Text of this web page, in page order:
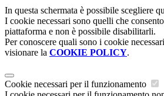
In questa schermata è possibile scegliere
I cookie necessari sono quelli che
piattaforma e non è possibile disabilitarli.
Per conoscere quali sono i cookie
visionare la COOKIE POLICY.
Cookie necessari per il funzionamento